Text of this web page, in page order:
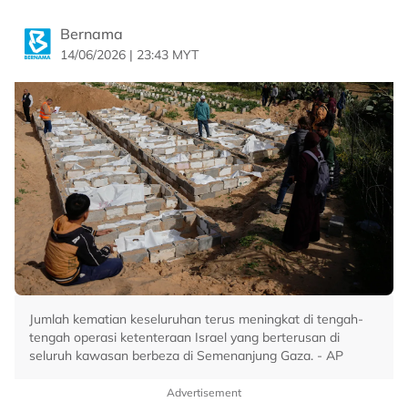
Bernama
14/06/2026 | 23:43 MYT
Jumlah kematian keseluruhan terus meningkat di tengah-
tengah operasi ketenteraan Israel yang berterusan di
seluruh kawasan berbeza di Semenanjung Gaza. - AP
Advertisement